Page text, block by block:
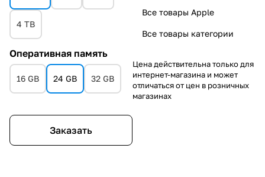
4 TB
Оперативная память
16 GB 24 GB 32 GB
Заказать
Все товары Apple
Все товары категории
Цена действительна только для
интернет-магазина и может
отличаться от цен в розничных
магазинах